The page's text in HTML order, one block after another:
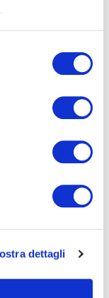
dettagli
nella
riassunto in quanto
per il prossimo